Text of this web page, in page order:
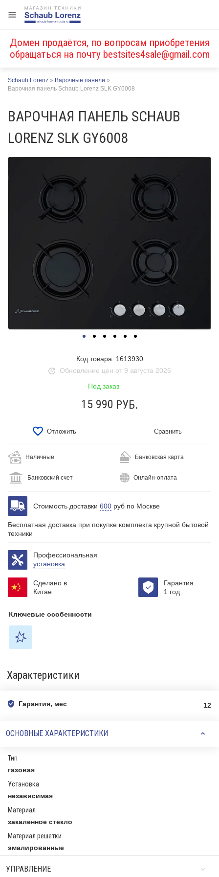
Домен продаётся, по вопросам приобретения
обращаться на почту bestsites4sale@gmail.com
Schaub Lorenz » Варочные панели »
Варочная панель Schaub Lorenz SLK GY6008
ВАРОЧНАЯ ПАНЕЛЬ SCHAUB
LORENZ SLK GY6008
Код товара: 1613930
Под заказ
Обновление цен от 9 августа 2026
15 990 РУБ.
Отложить Сравнить
Наличные Банковская карта
Банковский счет Онлайн-оплата
Стоимость доставки 600 руб по Москве
Бесплатная доставка при покупке комплекта крупной бытовой
техники
Профессиональная
установка
Сделано в
Китае
Гарантия
1 год
Ключевые особенности
Характеристики
Гарантия, мес 12
ОСНОВНЫЕ ХАРАКТЕРИСТИКИ
Тип
газовая
Установка
независимая
Материал
закаленное стекло
Материал решетки
эмалированные
УПРАВЛЕНИЕ